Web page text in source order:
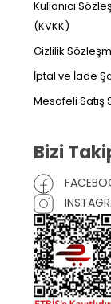
Kullanıcı
(KVKK)
Gizlilik
İptal ve İade
Mesafeli Satış
Bizi